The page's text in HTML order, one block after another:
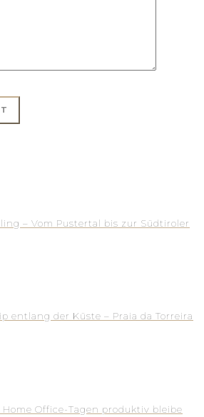
– Vom Pustertal bis zur Südtiroler
entlang der Küste – Praia da Torreira
Office-Tagen produktiv bleibe